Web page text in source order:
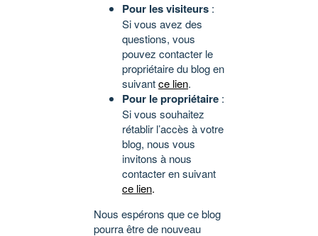
Pour les visiteurs :
Si vous avez des
questions, vous
pouvez contacter le
propriétaire du blog en
suivantce lien.
Pour le propriétaire :
Si vous souhaitez
rétablir l’accès à votre
blog, nous vous
invitons à nous
contacter en suivant
ce lien.
Nous espérons que ce blog
pourra être de nouveau